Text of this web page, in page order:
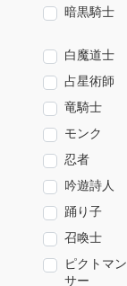
暗黒騎士
白魔道士
占星術師
竜騎士
モンク
忍者
吟遊詩人
踊り子
召喚士
ピクトマン
サー